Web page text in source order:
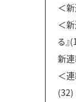
＜
＜
る』
新連
＜連
(32)